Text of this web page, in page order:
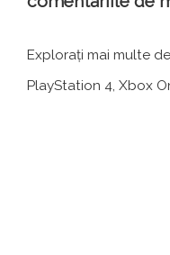
Explorați mai multe
PlayStation 4, Xbox